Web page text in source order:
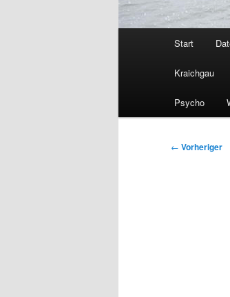
Start
Kraichgau
Psycho
← Vorheriger